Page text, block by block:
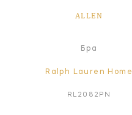
ALLEN
Бра
Ralph Lauren Home
RL2082PN